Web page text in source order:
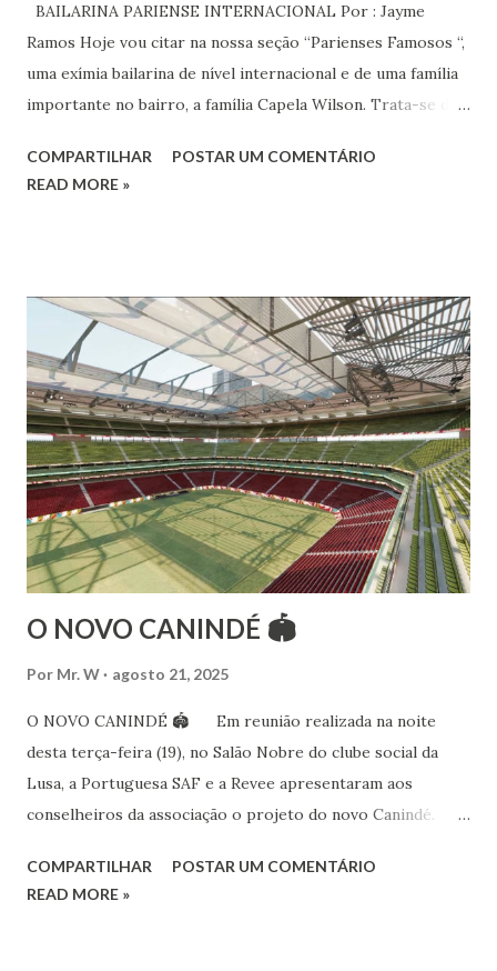
BAILARINA PARIENSE INTERNACIONAL Por : Jayme
Ramos Hoje vou citar na nossa seção “Parienses Famosos “,
uma exímia bailarina de nível internacional e de uma família
importante no bairro, a família Capela Wilson. Trata-se da
Vamos às informações de seu site : Bailarina e professora
Esteve na Índia aprofundando seus estudos neste estilo
além de partir para pesquisa e vivência das danças
folclóricas do Rajastão (Kalbelia, Banjara, Ghoomar, Chair).
Bailarina profissional e professora de dança. Dedica-se há
15 anos ao estudo e pesquisa de danças étnicas, em especial
às danças ciganas, árabes e indianas. Iniciou seus estudos de
dança aos 4 anos de idade (em 1982) no balé clássico,
passando por diversas atividades co...
COMPARTILHAR
POSTAR UM COMENTÁRIO
READ MORE »
O NOVO CANINDÉ 🏟
Por Mr. W agosto 21, 2025
O NOVO CANINDÉ 🏟 Em reunião realizada na noite
desta terça-feira (19), no Salão Nobre do clube social da
Lusa, a Portuguesa SAF e a Revee apresentaram aos
conselheiros da associação o projeto do novo Canindé.
complexo, que englobará clube social, edifício garagem
COMPARTILHAR
POSTAR UM COMENTÁRIO
READ MORE »